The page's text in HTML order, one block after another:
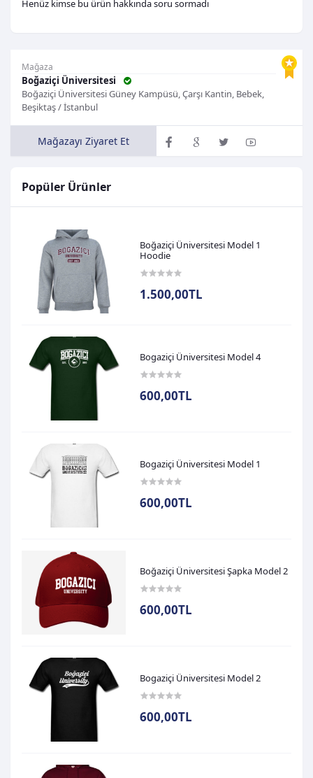
Mağaza
Boğaziçi Üniversitesi
Boğaziçi Üniversitesi Güney Kampüsü, Çarşı Kantin, Bebek,
Beşiktaş / İstanbul
Mağazayı Ziyaret Et
Popüler Ürünler
Boğaziçi Üniversitesi Model 1
Hoodie
1.500,00TL
Bogaziçi Üniversitesi Model 4
600,00TL
Bogaziçi Üniversitesi Model 1
600,00TL
Boğaziçi Üniversitesi Şapka Model 2
600,00TL
Bogaziçi Üniversitesi Model 2
600,00TL
Henüz kimse bu ürün hakkında soru sormadı